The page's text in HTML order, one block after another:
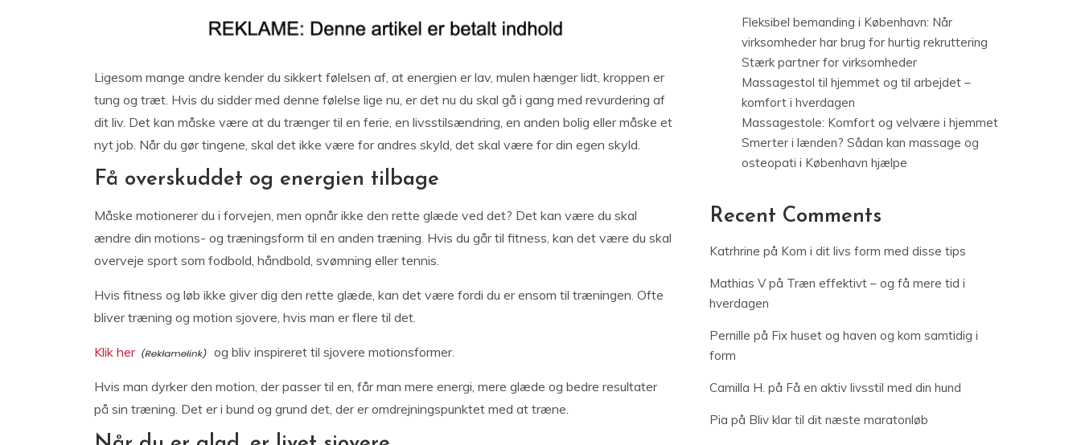
Ligesom mange andre kender du sikkert følelsen af, at energien er lav, mulen hænger lidt, kroppen er
tung og træt. Hvis du sidder med denne følelse lige nu, er det nu du skal gå i gang med revurdering af
dit liv. Det kan måske være at du trænger til en ferie, en livsstilsændring, en anden bolig eller måske et
nyt job. Når du gør tingene, skal det ikke være for andres skyld, det skal være for din egen skyld.
Få overskuddet og energien tilbage
Måske motionerer du i forvejen, men opnår ikke den rette glæde ved det? Det kan være du skal
ændre din motions- og træningsform til en anden træning. Hvis du går til fitness, kan det være du skal
overveje sport som fodbold, håndbold, svømning eller tennis.
Hvis fitness og løb ikke giver dig den rette glæde, kan det være fordi du er ensom til træningen. Ofte
bliver træning og motion sjovere, hvis man er flere til det.
Klik her og bliv inspireret til sjovere motionsformer.
Hvis man dyrker den motion, der passer til en, får man mere energi, mere glæde og bedre resultater
på sin træning. Det er i bund og grund det, der er omdrejningspunktet med at træne.
Fleksibel bemanding i København: Når
virksomheder har brug for hurtig rekruttering
Stærk partner for virksomheder
Massagestol til hjemmet og til arbejdet –
komfort i hverdagen
Massagestole: Komfort og velvære i hjemmet
Smerter i lænden? Sådan kan massage og
osteopati i København hjælpe
Recent Comments
Katrhrine på Kom i dit livs form med disse tips
Mathias Vpå Træn effektivt – og få mere tid i
hverdagen
Pernille på Fix huset og haven og kom samtidig i
form
Camilla H. på Få en aktiv livsstil med din hund
Pia på Bliv klar til dit næste maratonløb